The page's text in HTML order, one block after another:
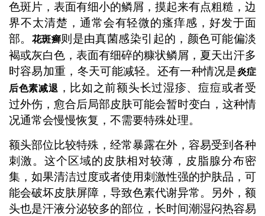
色斑片，表面有细小的鳞屑，摸起来有点粗糙，边
界不太清楚，通常会有轻微的瘙痒感，好发于面
部。
花斑癣则是由真菌感染引起的，颜色可能偏淡
褐或灰白色，表面有细碎的糠状鳞屑，夏天出汗多
时容易加重，冬天可能减轻。还有一种情况是炎症
后色素减退 ，比如之前额头长过湿疹、痘痘或者受
过外伤，愈合后局部皮肤可能会暂时变白，这种情
况通常会慢慢恢复，不需要特殊处理。
额头部位比较特殊，经常暴露在外，容易受到各种
刺激。这个区域的皮肤相对较薄，皮脂腺分布密
集，如果清洁过度或者使用刺激性强的护肤品，可
能会破坏皮肤屏障，导致色素代谢异常。另外，额
头也是汗液分泌较多的部位，长时间潮湿闷热容易